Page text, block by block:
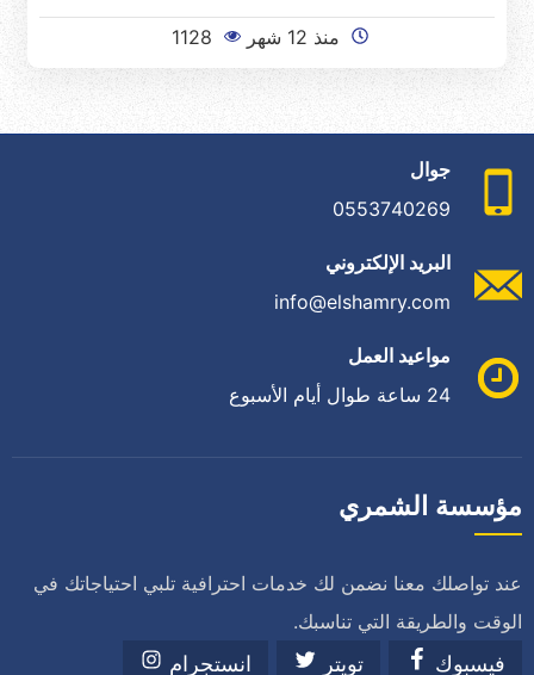
منذ 12 شهر 1128
جوال
0553740269
البريد الإلكتروني
info@elshamry.com
مواعيد العمل
24 ساعة طوال أيام الأسبوع
مؤسسة الشمري
عند تواصلك معنا نضمن لك خدمات احترافية تلبي احتياجاتك في
الوقت والطريقة التي تناسبك.
فيسبوك تويتر
انستجرام